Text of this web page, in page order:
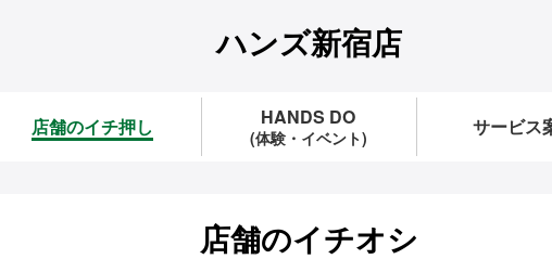
ハンズ新宿店
店舗のイチ押し HANDS DO
(体験・イベント) サービス
店舗のイチオシ